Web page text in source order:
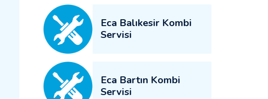
Eca Balıkesir Kombi
Servisi
Eca Bartın Kombi
Servisi